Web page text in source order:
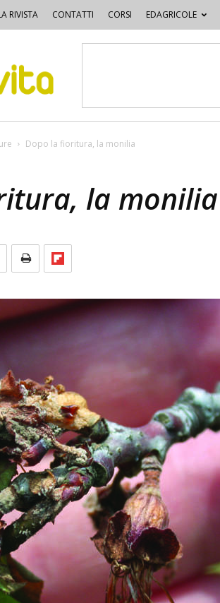
RIVISTA CONTATTI CORSI EDAGRICOLE
Dopo la fioritura, la monilia
la monilia